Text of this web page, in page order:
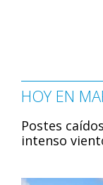
HOY EN
Postes
intenso